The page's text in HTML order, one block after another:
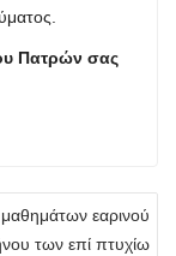
Πατρών σας
εαρινού
των επί πτυχίω